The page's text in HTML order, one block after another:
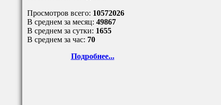
Просмотров всего: 10572026
В среднем за месяц: 49867
В среднем за сутки: 1655
В среднем за час: 70
Подробнее...